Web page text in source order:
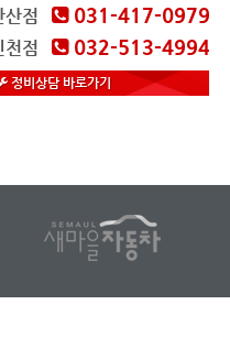
산점 031-417-0979
천점 032-513-4994
정비상담 바로가기